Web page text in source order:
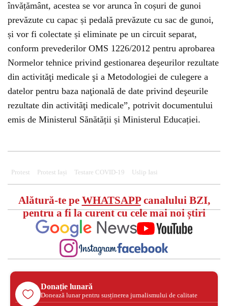
învățământ, acestea se vor arunca în coșuri de gunoi
prevăzute cu capac și pedală prevăzute cu sac de gunoi,
și vor fi colectate și eliminate pe un circuit separat,
conform prevederilor OMS 1226/2012 pentru aprobarea
Normelor tehnice privind gestionarea deşeurilor rezultate
din activităţi medicale şi a Metodologiei de culegere a
datelor pentru baza naţională de date privind deşeurile
rezultate din activităţi medicale”, potrivit documentului
emis de Ministerul Sănătății și Ministerul Educației.
Protest Protest Iași Testare COVID-19 Uslip Iasi
Alătură-te pe WHATSAPPcanalului BZI,
pentru a fi la curent cu cele mai noi știri
Donație lunară
Donează lunar pentru susținerea jurnalismului de calitate